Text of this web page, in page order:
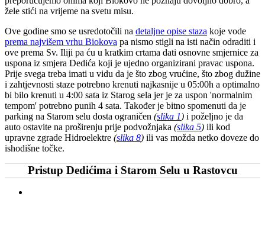
žele stići na vrijeme na svetu misu.
Ove godine smo se usredotočili na detaljne opise staza koje vode
prema najvišem vrhu Biokova pa nismo stigli na isti način odraditi i
ove prema Sv. Iliji pa ću u kratkim crtama dati osnovne smjernice za
uspona iz smjera Dedića koji je ujedno organizirani pravac uspona.
Prije svega treba imati u vidu da je što zbog vrućine, što zbog dužine
i zahtjevnosti staze potrebno krenuti najkasnije u 05:00h a optimalno
bi bilo krenuti u 4:00 sata iz Starog sela jer je za uspon 'normalnim
tempom' potrebno punih 4 sata. Također je bitno spomenuti da je
parking na Starom selu dosta ograničen (slika 1) i poželjno je da
auto ostavite na proširenju prije podvožnjaka (slika 5) ili kod
upravne zgrade Hidroelektre (slika 8) ili vas možda netko doveze do
ishodišne točke.
Pristup Dedićima i Starom Selu u Rastovcu